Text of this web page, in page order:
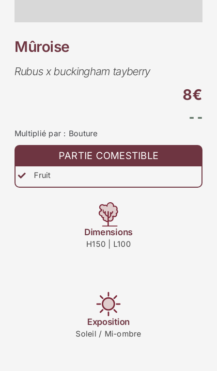
Mûroise
Rubus x buckingham tayberry
8€
- -
Multiplié par : Bouture
PARTIE COMESTIBLE
Fruit
Dimensions
H150 | L100
Exposition
Soleil / Mi-ombre